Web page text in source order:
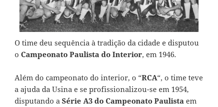
O time deu sequência à tradição da cidade e disputou
o Campeonato Paulista do Interior, em 1946.
Além do campeonato do interior, o “RCA“, o time teve
a ajuda da Usina e se profissionalizou-se em 1954,
disputando a Série A3 do Campeonato Paulista em